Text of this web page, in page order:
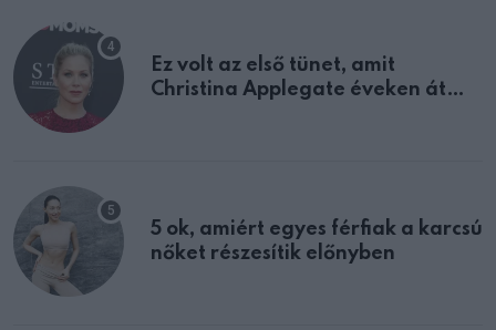
Ez volt az első tünet, amit
Christina Applegate éveken át
5 ok, amiért egyes férfiak a karcsú
nőket részesítik előnyben